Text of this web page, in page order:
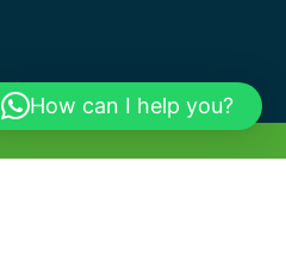
How can I help you?